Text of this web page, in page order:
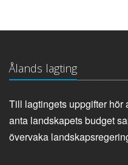
Ålands lagting
Till lagtingets uppgifter hör
anta landskapets budget
övervaka